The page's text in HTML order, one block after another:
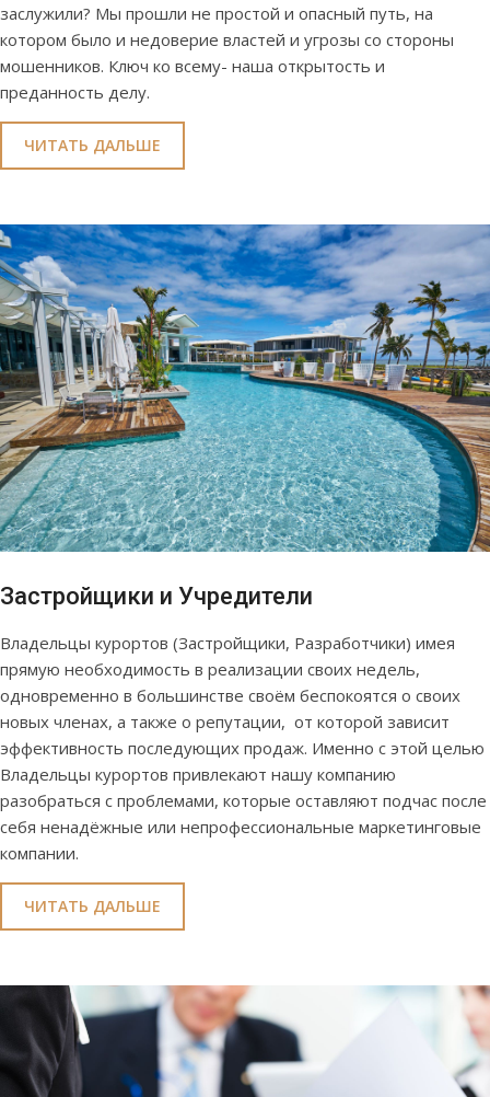
заслужили? Мы прошли не простой и опасный путь, на
котором было и недоверие властей и угрозы со стороны
мошенников. Ключ ко всему- наша открытость и
преданность делу.
ЧИТАТЬ ДАЛЬШЕ
Застройщики и Учредители
Владельцы курортов (Застройщики, Разработчики) имея
прямую необходимость в реализации своих недель,
одновременно в большинстве своём беспокоятся о своих
новых членах, а также о репутации, от которой зависит
эффективность последующих продаж. Именно с этой целью
Владельцы курортов привлекают нашу компанию
разобраться с проблемами, которые оставляют подчас после
себя ненадёжные или непрофессиональные маркетинговые
компании.
ЧИТАТЬ ДАЛЬШЕ